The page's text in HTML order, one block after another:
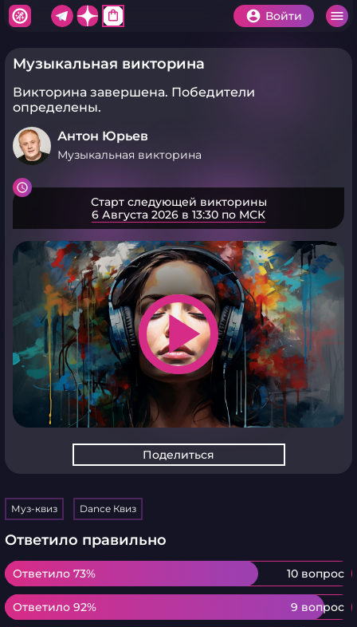
shopping_bag Войти
Музыкальная викторина
Викторина завершена. Победители
определены.
Антон Юрьев
Музыкальная викторина
Старт следующей викторины
6 Августа 2026 в 13:30 по МСК
play_arrow
Поделиться
Муз-квиз Dance Квиз
Ответило правильно
Ответило 73% 10 вопрос
Ответило 73%
Ответило 92% 9 вопрос
Ответило 92%